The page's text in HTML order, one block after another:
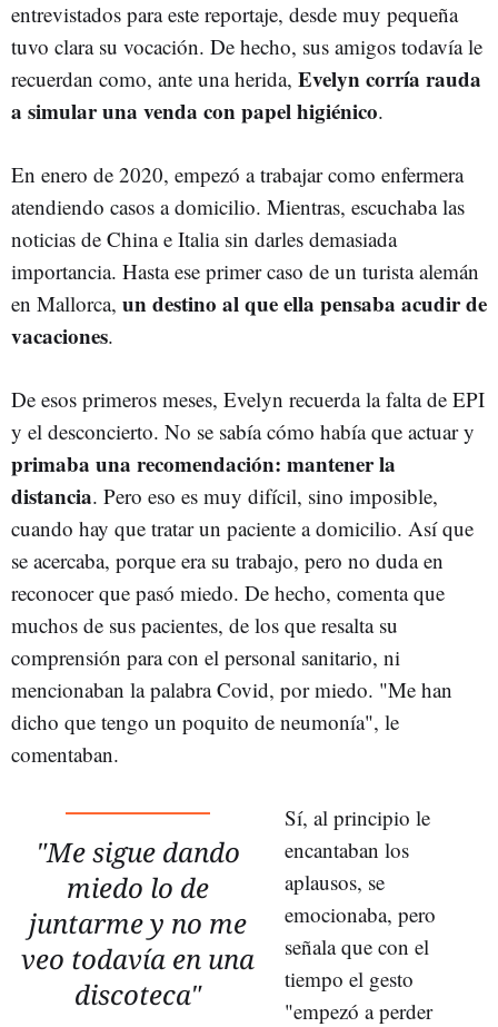
entrevistados para este reportaje, desde muy pequeña
tuvo clara su vocación. De hecho, sus amigos todavía le
recuerdan como, ante una herida, Evelyn corría rauda
a simular una venda con papel higiénico.
En enero de 2020, empezó a trabajar como enfermera
atendiendo casos a domicilio. Mientras, escuchaba las
noticias de China e Italia sin darles demasiada
importancia. Hasta ese primer caso de un turista alemán
en Mallorca, un destino al que ella pensaba acudir de
vacaciones.
De esos primeros meses, Evelyn recuerda la falta de EPI
y el desconcierto. No se sabía cómo había que actuar y
primaba una recomendación: mantener la
distancia. Pero eso es muy difícil, sino imposible,
cuando hay que tratar un paciente a domicilio. Así que
se acercaba, porque era su trabajo, pero no duda en
reconocer que pasó miedo. De hecho, comenta que
muchos de sus pacientes, de los que resalta su
comprensión para con el personal sanitario, ni
mencionaban la palabra Covid, por miedo. "Me han
dicho que tengo un poquito de neumonía", le
comentaban.
"Me sigue dando
miedo lo de
juntarme y no me
veo todavía en una
discoteca"
Sí, al principio le
encantaban los
aplausos, se
emocionaba, pero
señala que con el
tiempo el gesto
"empezó a perder